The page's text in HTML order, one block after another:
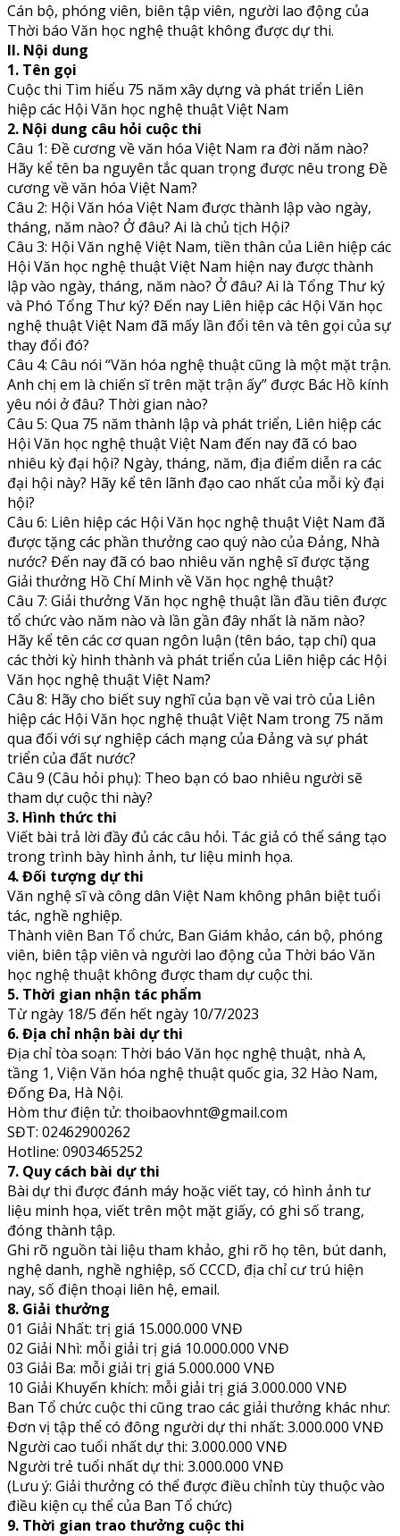
Cán bộ, phóng viên, biên tập viên, người lao động của
Thời báo Văn học nghệ thuật không được dự thi.
II. Nội dung
1. Tên gọi
Cuộc thi Tìm hiểu 75 năm xây dựng và phát triển Liên
hiệp các Hội Văn học nghệ thuật Việt Nam
2. Nội dung câu hỏi cuộc thi
Câu 1: Đề cương về văn hóa Việt Nam ra đời năm nào?
Hãy kể tên ba nguyên tắc quan trọng được nêu trong Đề
cương về văn hóa Việt Nam?
Câu 2: Hội Văn hóa Việt Nam được thành lập vào ngày,
tháng, năm nào? Ở đâu? Ai là chủ tịch Hội?
Câu 3: Hội Văn nghệ Việt Nam, tiền thân của Liên hiệp các
Hội Văn học nghệ thuật Việt Nam hiện nay được thành
lập vào ngày, tháng, năm nào? Ở đâu? Ai là Tổng Thư ký
và Phó Tổng Thư ký? Đến nay Liên hiệp các Hội Văn học
nghệ thuật Việt Nam đã mấy lần đổi tên và tên gọi của sự
thay đổi đó?
Câu 4: Câu nói “Văn hóa nghệ thuật cũng là một mặt trận.
Anh chị em là chiến sĩ trên mặt trận ấy” được Bác Hồ kính
yêu nói ở đâu? Thời gian nào?
Câu 5: Qua 75 năm thành lập và phát triển, Liên hiệp các
Hội Văn học nghệ thuật Việt Nam đến nay đã có bao
nhiêu kỳ đại hội? Ngày, tháng, năm, địa điểm diễn ra các
đại hội này? Hãy kể tên lãnh đạo cao nhất của mỗi kỳ đại
hội?
Câu 6: Liên hiệp các Hội Văn học nghệ thuật Việt Nam đã
được tặng các phần thưởng cao quý nào của Đảng, Nhà
nước? Đến nay đã có bao nhiêu văn nghệ sĩ được tặng
Giải thưởng Hồ Chí Minh về Văn học nghệ thuật?
Câu 7: Giải thưởng Văn học nghệ thuật lần đầu tiên được
tổ chức vào năm nào và lần gần đây nhất là năm nào?
Hãy kể tên các cơ quan ngôn luận (tên báo, tạp chí) qua
các thời kỳ hình thành và phát triển của Liên hiệp các Hội
Văn học nghệ thuật Việt Nam?
Câu 8: Hãy cho biết suy nghĩ của bạn về vai trò của Liên
hiệp các Hội Văn học nghệ thuật Việt Nam trong 75 năm
qua đối với sự nghiệp cách mạng của Đảng và sự phát
triển của đất nước?
Câu 9 (Câu hỏi phụ): Theo bạn có bao nhiêu người sẽ
tham dự cuộc thi này?
3. Hình thức thi
Viết bài trả lời đầy đủ các câu hỏi. Tác giả có thể sáng tạo
trong trình bày hình ảnh, tư liệu minh họa.
4. Đối tượng dự thi
Văn nghệ sĩ và công dân Việt Nam không phân biệt tuổi
tác, nghề nghiệp.
Thành viên Ban Tổ chức, Ban Giám khảo, cán bộ, phóng
viên, biên tập viên và người lao động của Thời báo Văn
học nghệ thuật không được tham dự cuộc thi.
5. Thời gian nhận tác phẩm
Từ ngày 18/5 đến hết ngày 10/7/2023
6. Địa chỉ nhận bài dự thi
Địa chỉ tòa soạn: Thời báo Văn học nghệ thuật, nhà A,
tầng 1, Viện Văn hóa nghệ thuật quốc gia, 32 Hào Nam,
Đống Đa, Hà Nội.
Hòm thư điện tử: thoibaovhnt@gmail.com
SĐT: 02462900262
Hotline: 0903465252
7. Quy cách bài dự thi
Bài dự thi được đánh máy hoặc viết tay, có hình ảnh tư
liệu minh họa, viết trên một mặt giấy, có ghi số trang,
đóng thành tập.
Ghi rõ nguồn tài liệu tham khảo, ghi rõ họ tên, bút danh,
nghệ danh, nghề nghiệp, số CCCD, địa chỉ cư trú hiện
nay, số điện thoại liên hệ, email.
8. Giải thưởng
01 Giải Nhất: trị giá 15.000.000 VNĐ
02 Giải Nhì: mỗi giải trị giá 10.000.000 VNĐ
03 Giải Ba: mỗi giải trị giá 5.000.000 VNĐ
10 Giải Khuyến khích: mỗi giải trị giá 3.000.000 VNĐ
Ban Tổ chức cuộc thi cũng trao các giải thưởng khác như:
Đơn vị tập thể có đông người dự thi nhất: 3.000.000 VNĐ
Người cao tuổi nhất dự thi: 3.000.000 VNĐ
Người trẻ tuổi nhất dự thi: 3.000.000 VNĐ
(Lưu ý: Giải thưởng có thể được điều chỉnh tùy thuộc vào
điều kiện cụ thể của Ban Tổ chức)
9. Thời gian trao thưởng cuộc thi